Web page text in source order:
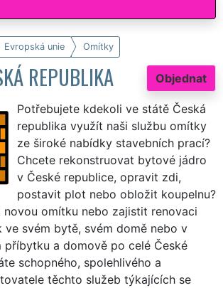
Evropská unie Omítky
Objednat
REPUBLIKA
Potřebujete kdekoli ve státě Česká
republika využít naši službu omítky
ze široké nabídky stavebních prací?
Chcete rekonstruovat bytové jádro
v České republice, opravit zdi,
postavit plot nebo obložit koupelnu?
novou omítku nebo zajistit renovaci
svém bytě, svém domě nebo v
příbytku a domově po celé České
schopného, spolehlivého a
těchto služeb týkajících se